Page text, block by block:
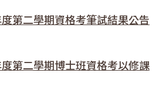
度第二學期資格考筆試結果公告
度第二學期博士班資格考以修課